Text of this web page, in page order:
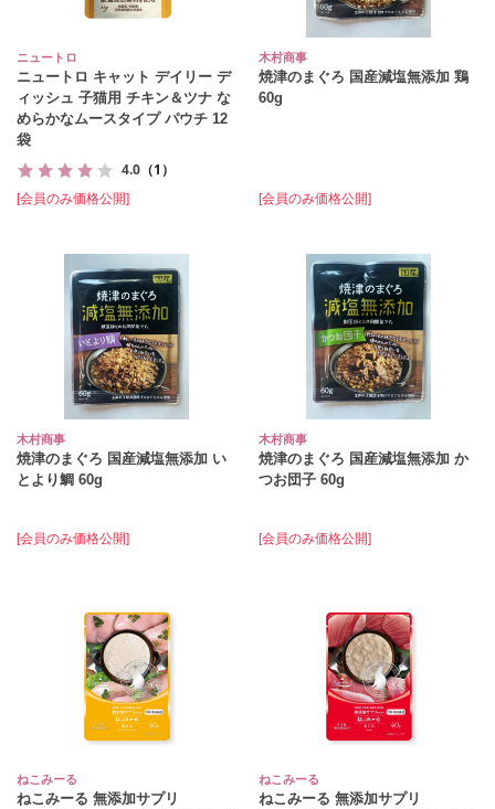
ニュートロ
ニュートロ キャット デイリー デ
ィッシュ 子猫用 チキン＆ツナ な
めらかなムースタイプ パウチ 12
袋
4.0 （1）
[会員のみ価格公開]
木村商事
焼津のまぐろ 国産減塩無添加 鶏
60g
[会員のみ価格公開]
木村商事
焼津のまぐろ 国産減塩無添加 い
とより鯛 60g
[会員のみ価格公開]
木村商事
焼津のまぐろ 国産減塩無添加 か
つお団子 60g
[会員のみ価格公開]
ねこみーる
ねこみーる 無添加サプリ
ねこみーる
ねこみーる 無添加サプリ